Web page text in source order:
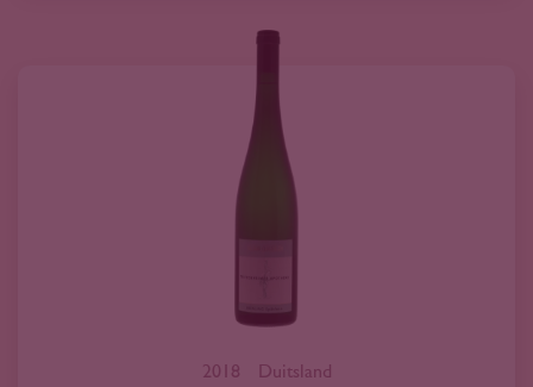
2018 Duitsland